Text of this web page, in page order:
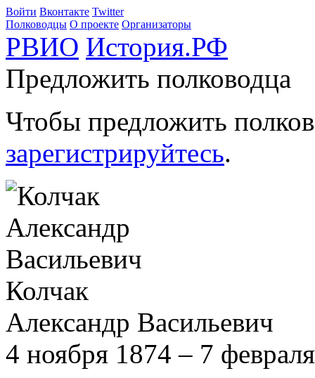
Войти Вконтакте Twitter
Полководцы О проекте Организаторы
РВИО История.РФ
Предложить полководца
Чтобы предложить
зарегистрируйтесь.
Колчак
Александр Васильевич
4 ноября 1874 – 7